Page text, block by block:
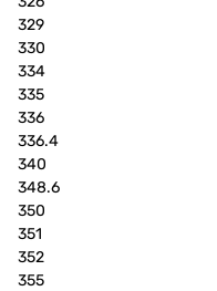
329
330
334
335
336
336.4
340
348.6
350
351
352
355